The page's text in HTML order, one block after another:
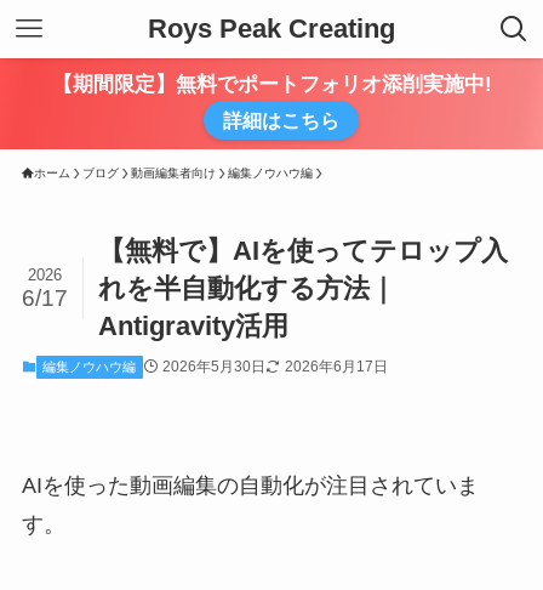
Roys Peak Creating
【期間限定】無料でポートフォリオ添削実施中!
詳細はこちら
ホーム ブログ 動画編集者向け 編集ノウハウ編
【無料で】AIを使ってテロップ入
れを半自動化する方法｜
Antigravity活用
2026
6/17
編集ノウハウ編 2026年5月30日 2026年6月17日
AIを使った動画編集の自動化が注目されていま
す。